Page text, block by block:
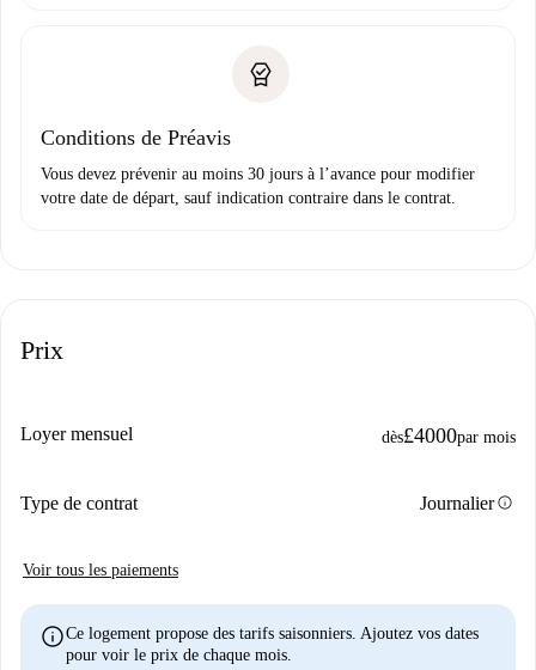
Conditions de Préavis
Vous devez prévenir au moins 30 jours à l’avance pour modifier
votre date de départ, sauf indication contraire dans le contrat.
Prix
Loyer mensuel dès£4000par mois
Type de contrat Journalierinfo
Voir tous les paiements
infoCe logement propose des tarifs saisonniers. Ajoutez vos dates
pour voir le prix de chaque mois.